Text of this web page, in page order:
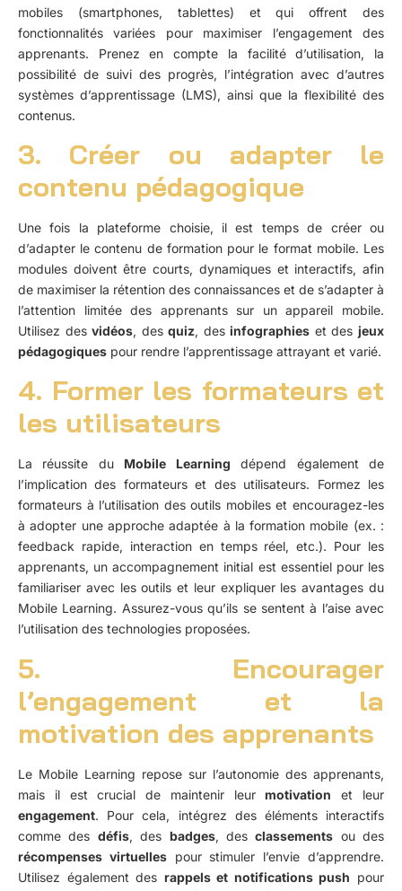
mobiles (smartphones, tablettes) et qui offrent des
fonctionnalités variées pour maximiser l’engagement des
apprenants. Prenez en compte la facilité d’utilisation, la
possibilité de suivi des progrès, l’intégration avec d’autres
systèmes d’apprentissage (LMS), ainsi que la flexibilité des
contenus.
3. Créer ou adapter le
contenu pédagogique
Une fois la plateforme choisie, il est temps de créer ou
d’adapter le contenu de formation pour le format mobile. Les
modules doivent être courts, dynamiques et interactifs, afin
de maximiser la rétention des connaissances et de s’adapter à
l’attention limitée des apprenants sur un appareil mobile.
Utilisez desvidéos, desquiz, desinfographies et desjeux
pédagogiques pour rendre l’apprentissage attrayant et varié.
4. Former les formateurs et
les utilisateurs
La réussite du Mobile Learning dépend également de
l’implication des formateurs et des utilisateurs. Formez les
formateurs à l’utilisation des outils mobiles et encouragez-les
à adopter une approche adaptée à la formation mobile (ex. :
feedback rapide, interaction en temps réel, etc.). Pour les
apprenants, un accompagnement initial est essentiel pour les
familiariser avec les outils et leur expliquer les avantages du
Mobile Learning. Assurez-vous qu’ils se sentent à l’aise avec
l’utilisation des technologies proposées.
5. Encourager
l’engagement et la
motivation des apprenants
Le Mobile Learning repose sur l’autonomie des apprenants,
mais il est crucial de maintenir leurmotivation et leur
engagement. Pour cela, intégrez des éléments interactifs
comme des défis, des badges, desclassements ou des
récompenses virtuellespour stimuler l’envie d’apprendre.
Utilisez également des rappels et notifications push pour